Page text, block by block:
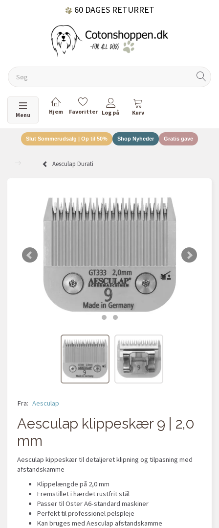
60 DAGES RETURRET
Skifte navigation
Menu
Slut Sommerudsalg | Op til 50% Shop Nyheder Gratis gave
Aesculap Durati
Fra: Aesculap
Aesculap klippeskær 9 | 2,0
mm
Aesculap kippeskær til detaljeret klipning og tilpasning med
afstandskamme
Klippelængde på 2,0 mm
Fremstillet i hærdet rustfrit stål
Passer til Oster A6-standard maskiner
Perfekt til professionel pelspleje
Kan bruges med Aesculap afstandskamme